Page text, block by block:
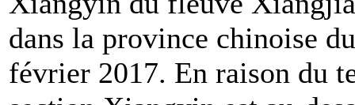
dans la province chinoise
février 2017. En raison du